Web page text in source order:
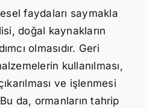
faydaları saymakla
doğal kaynakların
olmasıdır. Geri
kullanılması,
ve işlenmesi
da, ormanların tahrip